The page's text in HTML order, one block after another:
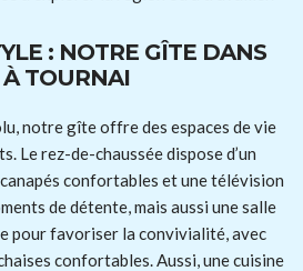
: NOTRE GÎTE DANS
À TOURNAI
notre gîte offre des espaces de vie
Le rez-de-chaussée dispose d’un
confortables et une télévision
de détente, mais aussi une salle
pour favoriser la convivialité, avec
confortables. Aussi, une cuisine